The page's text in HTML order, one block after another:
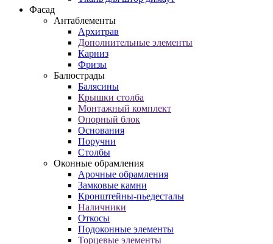
Фасад
Антаблементы
Архитрав
Дополнительные элементы
Карниз
Фризы
Балюстрады
Балясины
Крышки столба
Монтажный комплект
Опорный блок
Основания
Поручни
Столбы
Оконные обрамления
Арочные обрамления
Замковые камни
Кронштейны-пьедесталы
Наличники
Откосы
Подоконные элементы
Торцевые элементы